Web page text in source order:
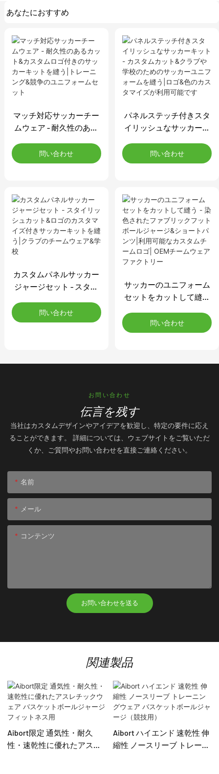
あなたにおすすめ
マッチ対応サッカーチー
ムウェア - 耐久性のある
きのサッカーキットを縫
う|トレーニング&競争の
問い合わせ
パネルステッチ付きスタ
イリッシュなサッカーキ
クラブや学校のためのサ
ッカーユニフォームを縫
問い合わせ
カスタムパネルサッカー
ジャージセット - スタイ
カスタマイズ付きサッカ
ーキットを縫う|クラブの
問い合わせ
サッカーのユニフォーム
セットをカットして縫う
クフットボールジャージ
&ショートパンツ|利用可
問い合わせ
お問い合わせ
伝言を残す
当社はカスタムデザインやアイデアを歓迎し、特定の要件に応え
ることができます。 詳細については、ウェブサイトをご覧いただ
くか、ご質問やお問い合わせを直接ご連絡ください。
名前
メール
コンテンツ
お問い合わせを送る
関連製品
Aibort限定 通気性・耐久
性・速乾性に優れたアスレ
Aibort ハイエンド 速乾性 伸
縮性 ノースリーブ トレーニ